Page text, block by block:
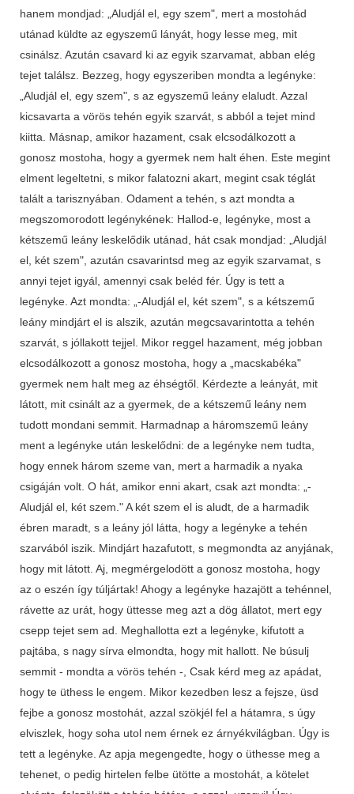
hanem mondjad: „Aludjál el, egy szem", mert a mostohád
utánad küldte az egyszemű lányát, hogy lesse meg, mit
csinálsz. Azután csavard ki az egyik szarvamat, abban elég
tejet találsz. Bezzeg, hogy egyszeriben mondta a legényke:
„Aludjál el, egy szem", s az egyszemű leány elaludt. Azzal
kicsavarta a vörös tehén egyik szarvát, s abból a tejet mind
kiitta. Másnap, amikor hazament, csak elcsodálkozott a
gonosz mostoha, hogy a gyermek nem halt éhen. Este megint
elment legeltetni, s mikor falatozni akart, megint csak téglát
talált a tarisznyában. Odament a tehén, s azt mondta a
megszomorodott legénykének: Hallod-e, legényke, most a
kétszemű leány leskelődik utánad, hát csak mondjad: „Aludjál
el, két szem", azután csavarintsd meg az egyik szarvamat, s
annyi tejet igyál, amennyi csak beléd fér. Úgy is tett a
legényke. Azt mondta: „-Aludjál el, két szem", s a kétszemű
leány mindjárt el is alszik, azután megcsavarintotta a tehén
szarvát, s jóllakott tejjel. Mikor reggel hazament, még jobban
elcsodálkozott a gonosz mostoha, hogy a „macskabéka"
gyermek nem halt meg az éhségtől. Kérdezte a leányát, mit
látott, mit csinált az a gyermek, de a kétszemű leány nem
tudott mondani semmit. Harmadnap a háromszemű leány
ment a legényke után leskelődni: de a legényke nem tudta,
hogy ennek három szeme van, mert a harmadik a nyaka
csigáján volt. O hát, amikor enni akart, csak azt mondta: „-
Aludjál el, két szem." A két szem el is aludt, de a harmadik
ébren maradt, s a leány jól látta, hogy a legényke a tehén
szarvából iszik. Mindjárt hazafutott, s megmondta az anyjának,
hogy mit látott. Aj, megmérgelodött a gonosz mostoha, hogy
az o eszén így túljártak! Ahogy a legényke hazajött a tehénnel,
rávette az urát, hogy üttesse meg azt a dög állatot, mert egy
csepp tejet sem ad. Meghallotta ezt a legényke, kifutott a
pajtába, s nagy sírva elmondta, hogy mit hallott. Ne búsulj
semmit - mondta a vörös tehén -, Csak kérd meg az apádat,
hogy te üthess le engem. Mikor kezedben lesz a fejsze, üsd
fejbe a gonosz mostohát, azzal szökjél fel a hátamra, s úgy
elviszlek, hogy soha utol nem érnek ez árnyékvilágban. Úgy is
tett a legényke. Az apja megengedte, hogy o üthesse meg a
tehenet, o pedig hirtelen felbe ütötte a mostohát, a kötelet